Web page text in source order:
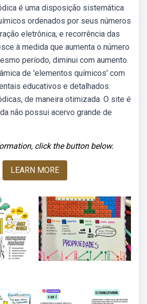
é uma disposição sistemática
ordenados por seus números
eletrônica, e recorrência das
à medida que aumenta o número
período, diminui com aumento.
de 'elementos químicos' com
educativos e detalhados.
de maneira otimizada. O site é
não possui acervo grande de
click the button below.
LEARN MORE